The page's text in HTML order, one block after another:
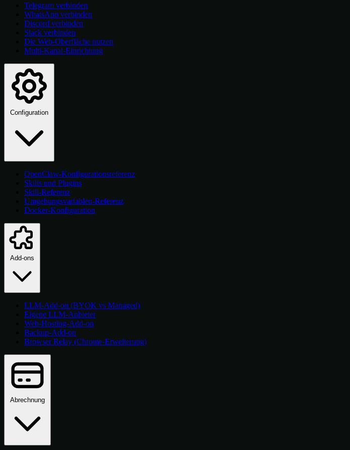
Telegram verbinden
WhatsApp verbinden
Discord verbinden
Slack verbinden
Die Web-Oberfläche nutzen
Multi-Kanal-Einrichtung
Configuration
OpenClaw-Konfigurationsreferenz
Skills und Plugins
Skill-Referenz
Umgebungsvariablen-Referenz
Docker-Konfiguration
Add-ons
LLM-Add-on (BYOK vs Managed)
Eigene LLM-Anbieter
Web-Hosting-Add-on
Backup-Add-on
Browser Relay (Chrome-Erweiterung)
Abrechnung